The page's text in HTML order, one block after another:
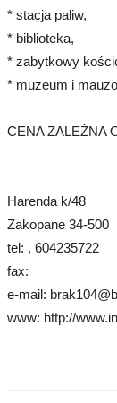
* stacja paliw,
* biblioteka,
* zabytkowy
* muzeum i
CENA ZALEŻNA
Harenda k/48
Zakopane 34-500
tel: , 604235722
fax:
e-mail:
www: http://